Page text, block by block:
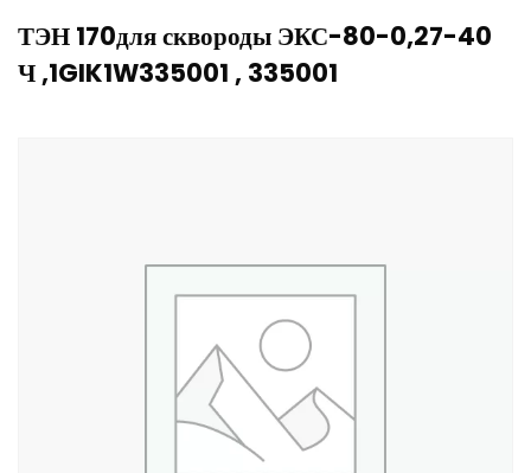
ТЭН 170для сквороды ЭКС-80-0,27-40
Ч ,1GIK1W335001 , 335001